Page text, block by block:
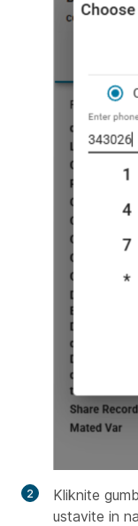
Kliknite
ustavite in